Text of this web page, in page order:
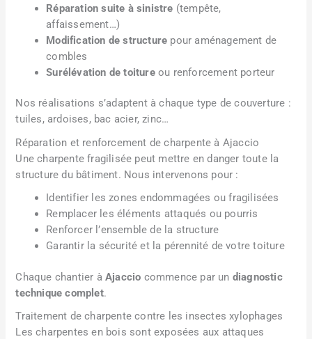
Réparation suite à sinistre (tempête,
affaissement…)
Modification de structure pour aménagement de
combles
Surélévation de toitureou renforcement porteur
Nos réalisations s’adaptent à chaque type de couverture :
tuiles, ardoises, bac acier, zinc…
Réparation et renforcement de charpente à Ajaccio
Une charpente fragilisée peut mettre en danger toute la
structure du bâtiment. Nous intervenons pour :
Identifier les zones endommagées ou fragilisées
Remplacer les éléments attaqués ou pourris
Renforcer l’ensemble de la structure
Garantir la sécurité et la pérennité de votre toiture
Chaque chantier àAjaccio commence par un diagnostic
technique complet.
Traitement de charpente contre les insectes xylophages
Les charpentes en bois sont exposées aux attaques